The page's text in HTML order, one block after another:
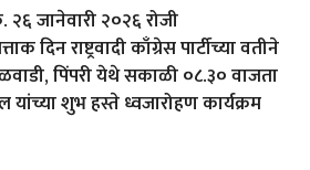
२६ जानेवारी २०२६ रोजी
दिन राष्ट्रवादी काँग्रेस पार्टीच्या वतीने
पिंपरी येथे सकाळी ०८.३० वाजता
यांच्या शुभ हस्ते ध्वजारोहण कार्यक्रम